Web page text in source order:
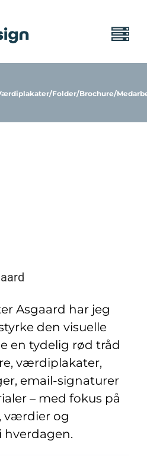
Referencer
Folder/Brochure/
Asgaard har jeg
den visuelle
en tydelig rød tråd
værdiplakater,
email-signaturer
– med fokus på
værdier og